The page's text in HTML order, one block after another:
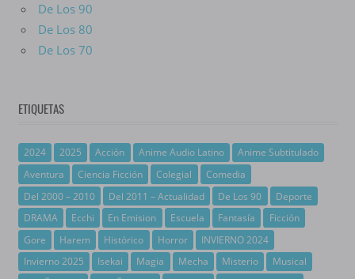
De Los 90
De Los 80
De Los 70
ETIQUETAS
2024 2025 Acción Anime Audio Latino
Anime Subtitulado
Aventura
Ciencia Ficción Colegial
Comedia
Del 2000 – 2010
Del 2011 – Actualidad De Los 90
Deporte
DRAMA
Ecchi En Emision Escuela Fantasía
Ficción
Gore
Harem Histórico Horror
INVIERNO 2024
Invierno 2025
Isekai Magia Mecha Misterio
Musical